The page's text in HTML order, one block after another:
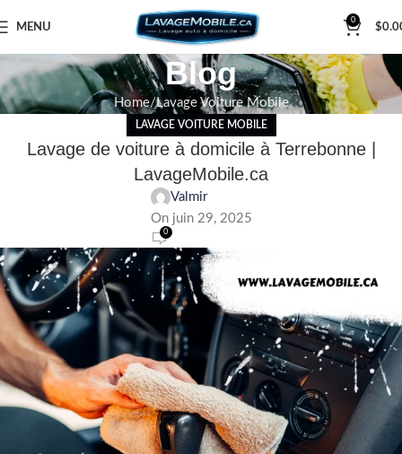
MENU
0
$
Blog
Home Lavage Voiture Mobile
LAVAGE VOITURE MOBILE
Lavage de voiture à domicile à Terrebonne |
LavageMobile.ca
Valmir
On juin 29, 2025
0